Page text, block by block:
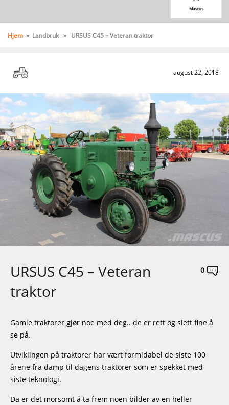
Mascus
Hjem » Landbruk » URSUS C45 – Veteran traktor
august 22, 2018
URSUS C45 – Veteran
traktor
0
Gamle traktorer gjør noe med deg.. de er rett og slett fine å
se på.
Utviklingen på traktorer har vært formidabel de siste 100
årene fra damp til dagens traktorer som er spekket med
siste teknologi.
Da er det morsomt å ta frem noen bilder av en heller